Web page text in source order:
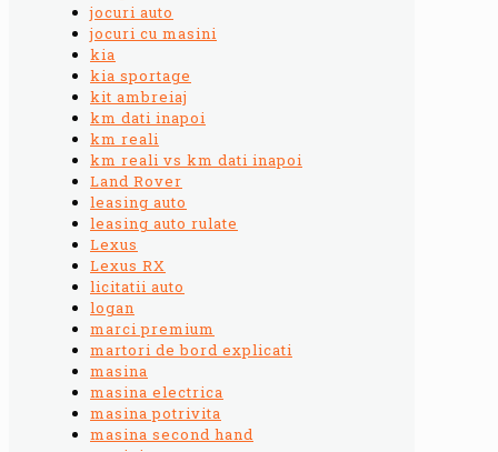
jocuri auto
jocuri cu masini
kia
kia sportage
kit ambreiaj
km dati inapoi
km reali
km reali vs km dati inapoi
Land Rover
leasing auto
leasing auto rulate
Lexus
Lexus RX
licitatii auto
logan
marci premium
martori de bord explicati
masina
masina electrica
masina potrivita
masina second hand